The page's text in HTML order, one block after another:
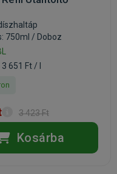
750ml / Doboz
651 Ft / l
3 423 Ft
Kosárba